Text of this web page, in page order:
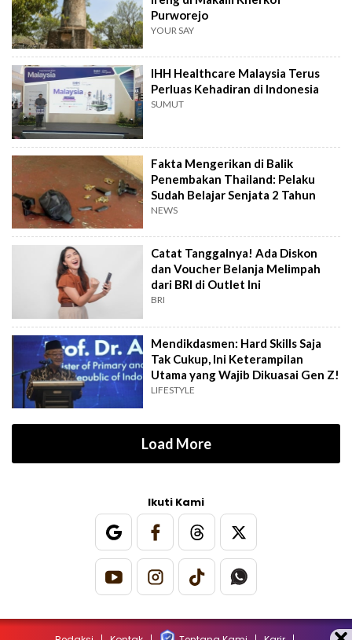
Purworejo
YOUR SAY
IHH Healthcare Malaysia Terus
Perluas Kehadiran di Indonesia
SUMUT
Fakta Mengerikan di Balik
Penembakan Thailand: Pelaku
Sudah Belajar Senjata 2 Tahun
NEWS
Catat Tanggalnya! Ada Diskon
dan Voucher Belanja Melimpah
dari BRI di Outlet Ini
BRI
Mendikdasmen: Hard Skills Saja
Tak Cukup, Ini Keterampilan
Utama yang Wajib Dikuasai Gen Z!
LIFESTYLE
Load More
Ikuti Kami